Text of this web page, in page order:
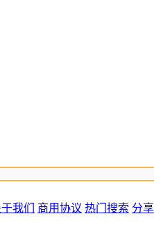
我们 商用协议 热门搜索 分